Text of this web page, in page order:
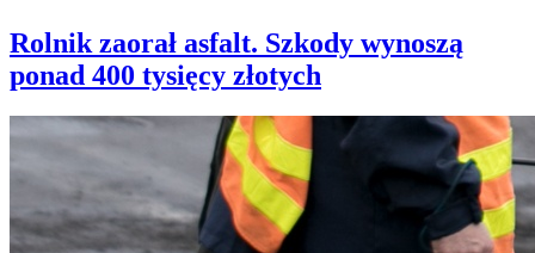
Rolnik zaorał asfalt. Szkody wynoszą
ponad 400 tysięcy złotych